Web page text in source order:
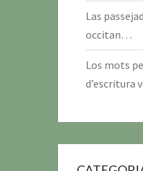
Las
occitan…
Los mots
d’escritura